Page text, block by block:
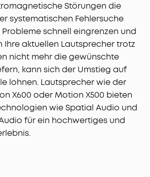
Störungen die
systematischen Fehlersuche
schnell eingrenzen und
Ihre aktuellen Lautsprecher trotz
nicht mehr die gewünschte
kann sich der Umstieg auf
lohnen. Lautsprecher wie der
X600 oder Motion X500 bieten
wie Spatial Audio und
für ein hochwertiges und